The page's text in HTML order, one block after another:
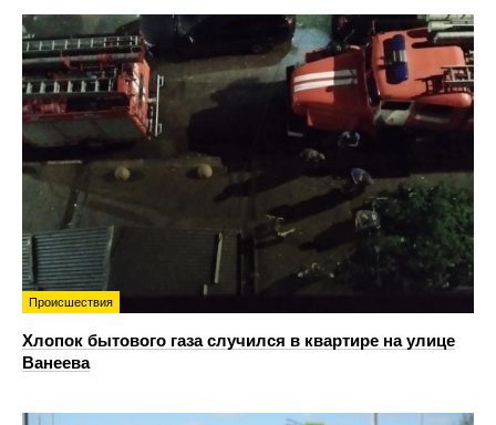
Происшествия
Хлопок бытового газа случился в квартире на улице
Ванеева